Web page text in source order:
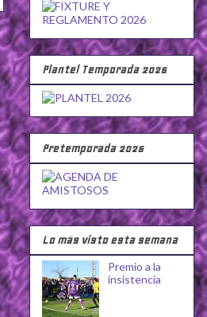
Plantel Temporada 2026
Pretemporada 2026
Lo más visto esta semana
Premio a la
insistencia